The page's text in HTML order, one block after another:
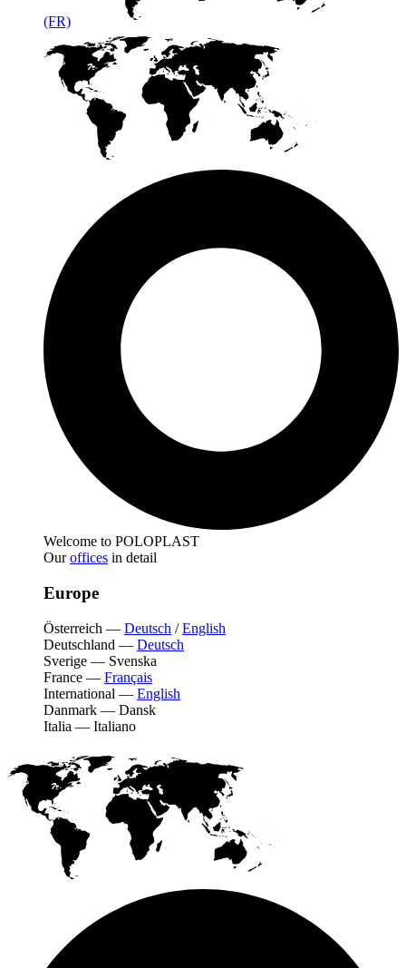
(FR)
Welcome to POLOPLAST
Ouroffices in detail
Europe
Österreich — Deutsch /English
Deutschland — Deutsch
Sverige — Svenska
France — Français
International — English
Danmark — Dansk
Italia — Italiano